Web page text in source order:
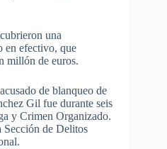
una
en efectivo, que
millón de euros.
de blanqueo de
Gil fue durante seis
y Crimen Organizado.
Sección de Delitos